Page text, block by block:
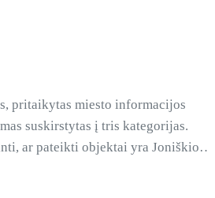
stereo garso takelis! Mūsų sukurta
geriausią &hellip; <a
mono-arba-stereo/">Continued</a>
pritaikytas miesto informacijos
suskirstytas į tris kategorijas.
ar pateikti objektai yra Joniškio
Nors ir panaudotas šablonas,